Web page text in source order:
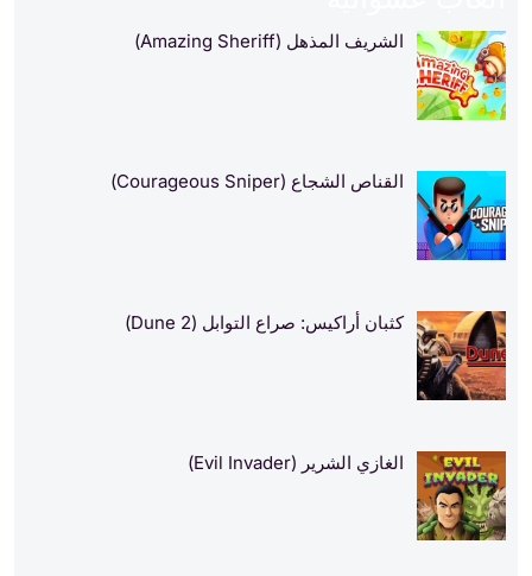
الشريف المذهل (Amazing Sheriff)
القناص الشجاع (Courageous Sniper)
كثبان أراكيس: صراع التوابل (Dune 2)
الغازي الشرير (Evil Invader)